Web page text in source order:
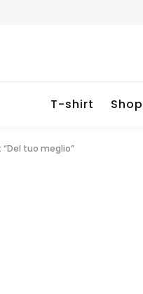
T-shirt
tuo meglio”